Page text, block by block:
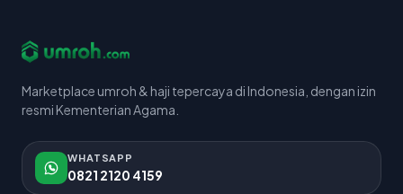
Marketplace umroh & haji tepercaya di Indonesia, dengan izin
resmi Kementerian Agama.
WHATSAPP
0821 2120 4159